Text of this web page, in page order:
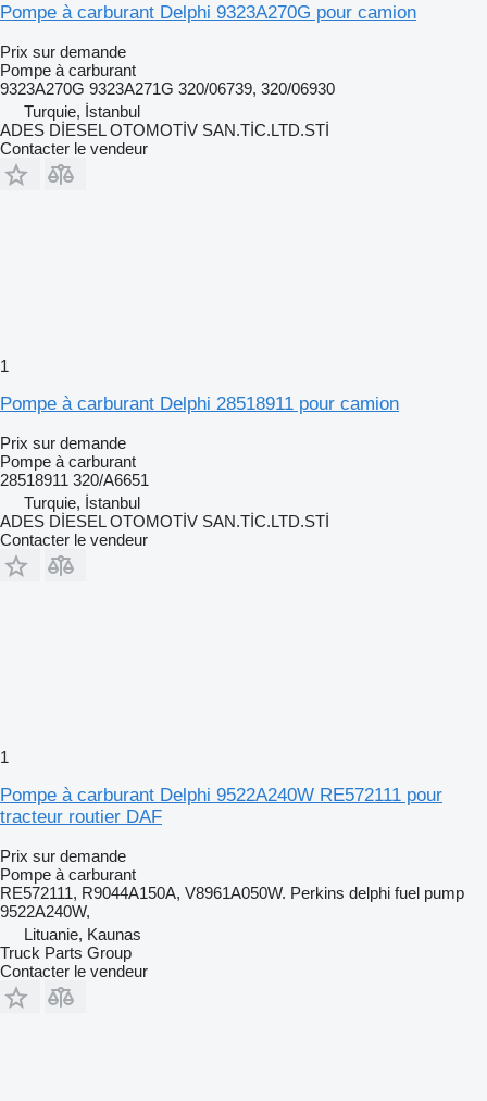
Pompe à carburant Delphi 9323A270G pour camion
Prix sur demande
Pompe à carburant
9323A270G 9323A271G 320/06739, 320/06930
Turquie, İstanbul
ADES DİESEL OTOMOTİV SAN.TİC.LTD.STİ
Contacter le vendeur
1
Pompe à carburant Delphi 28518911 pour camion
Prix sur demande
Pompe à carburant
28518911 320/A6651
Turquie, İstanbul
ADES DİESEL OTOMOTİV SAN.TİC.LTD.STİ
Contacter le vendeur
1
Pompe à carburant Delphi 9522A240W RE572111 pour
tracteur routier DAF
Prix sur demande
Pompe à carburant
RE572111, R9044A150A, V8961A050W. Perkins delphi fuel pump
9522A240W,
Lituanie, Kaunas
Truck Parts Group
Contacter le vendeur